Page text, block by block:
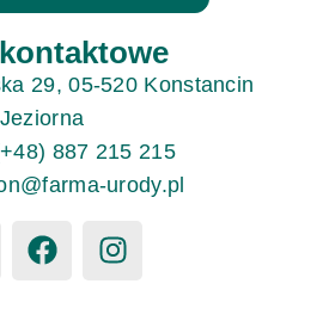
29, 05-520 Konstancin
Jeziorna
887 215 215
urody.pl